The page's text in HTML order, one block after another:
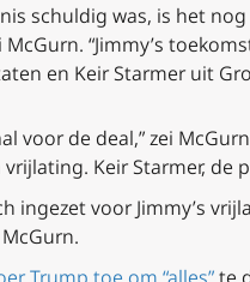
schuldig was, is het
McGurn. “Jimmy’s
en Keir Starmer uit
voor de deal,” zei
Keir Starmer,
ingezet voor Jimmy’s